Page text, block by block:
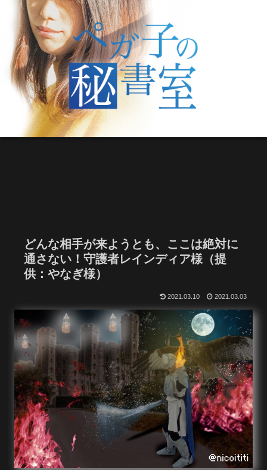
どんな相手が来ようとも、ここは絶対に
通さない！守護者レインディア様（提
供：やなぎ様）
2021.03.10 2021.03.03